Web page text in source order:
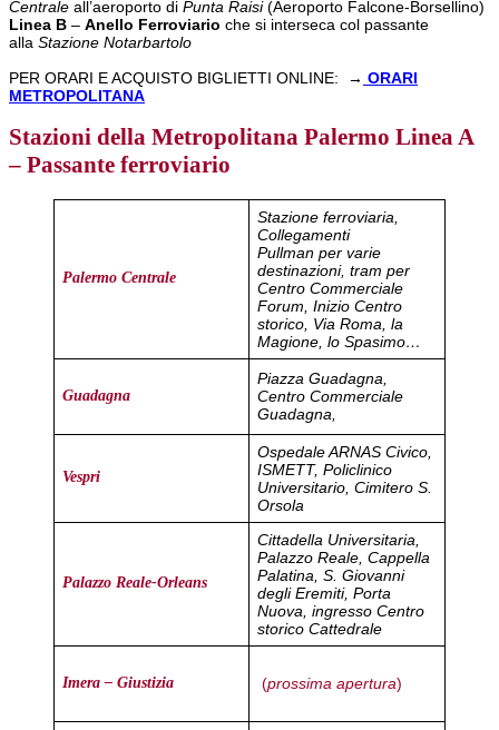
Centrale all’aeroporto di Punta Raisi(Aeroporto Falcone-Borsellino)
Linea B – Anello Ferroviario che si interseca col passante
alla Stazione Notarbartolo
PER ORARI E ACQUISTO BIGLIETTI ONLINE:
→ ORARI
METROPOLITANA
Stazioni della Metropolitana Palermo Linea A
– Passante ferroviario
Palermo Centrale
Stazione ferroviaria,
Collegamenti
Pullman per varie
destinazioni, tram per
Centro Commerciale
Forum, Inizio Centro
storico, Via Roma, la
Magione, lo Spasimo…
Guadagna
Piazza Guadagna,
Centro Commerciale
Guadagna,
Vespri
Ospedale ARNAS Civico,
ISMETT, Policlinico
Universitario, Cimitero S.
Orsola
Palazzo Reale-Orleans
Cittadella Universitaria,
Palazzo Reale, Cappella
Palatina, S. Giovanni
degli Eremiti, Porta
Nuova, ingresso Centro
storico Cattedrale
Imera – Giustizia (prossima apertura)